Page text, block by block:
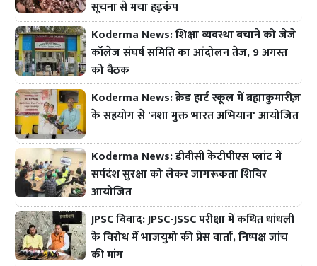
सूचना से मचा हड़कंप
Koderma News: शिक्षा व्यवस्था बचाने को जेजे
कॉलेज संघर्ष समिति का आंदोलन तेज, 9 अगस्त
को बैठक
Koderma News: क्रेड हार्ट स्कूल में ब्रह्माकुमारीज़
के सहयोग से 'नशा मुक्त भारत अभियान' आयोजित
Koderma News: डीवीसी केटीपीएस प्लांट में
सर्पदंश सुरक्षा को लेकर जागरूकता शिविर
आयोजित
JPSC विवाद: JPSC-JSSC परीक्षा में कथित धांधली
के विरोध में भाजयुमो की प्रेस वार्ता, निष्पक्ष जांच
की मांग